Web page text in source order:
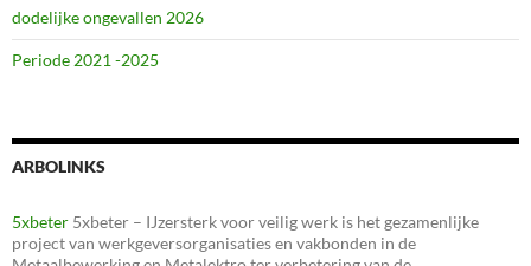
dodelijke ongevallen 2026
Periode 2021 -2025
ARBOLINKS
5xbeter 5xbeter – IJzersterk voor veilig werk is het gezamenlijke
project van werkgeversorganisaties en vakbonden in de